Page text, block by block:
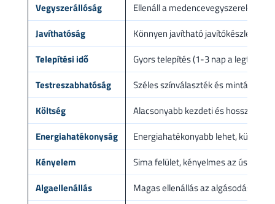
Vegyszerállóság
Ellenáll a medencevegyszereknek,
Javíthatóság
Könnyen javítható javítókészlettel
Telepítési idő
Gyors telepítés (1-3 nap a legtöbb
Testreszabhatóság
Széles színválaszték és mintázatok
Költség
Alacsonyabb kezdeti és hosszú
Energiahatékonyság
Energiahatékonyabb lehet,
Kényelem
Sima felület, kényelmes az úszók
Algaellenállás
Magas ellenállás az algásodással